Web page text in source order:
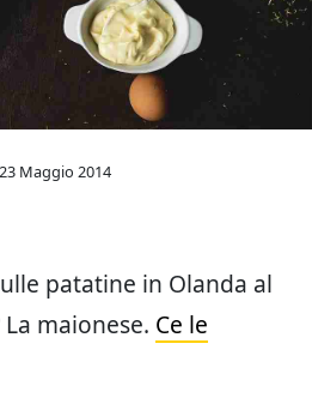
Maggio 2014
patatine in Olanda al
maionese. Ce le